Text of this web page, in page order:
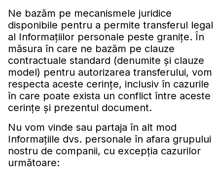
Ne bazăm pe mecanismele juridice
disponibile pentru a permite transferul legal
al Informaţiilor personale peste graniţe. În
măsura în care ne bazăm pe clauze
contractuale standard (denumite şi clauze
model) pentru autorizarea transferului, vom
respecta aceste cerinţe, inclusiv în cazurile
în care poate exista un conflict între aceste
cerinţe şi prezentul document.
Nu vom vinde sau partaja în alt mod
Informaţiile dvs. personale în afara grupului
nostru de companii, cu excepţia cazurilor
următoare: